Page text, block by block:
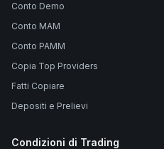
Conto Demo
Conto MAM
Conto PAMM
Copia Top Providers
Fatti Copiare
Depositi e Prelievi
Condizioni di Trading